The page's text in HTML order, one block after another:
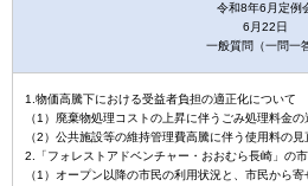
令和8年6月定例
6月22日
一般質問（一問一
1.物価高騰下における受益者負担の適正化について
（1）廃棄物処理コストの上昇に伴うごみ処理料金
（2）公共施設等の維持管理費高騰に伴う使用料の
2.「フォレストアドベンチャー・おおむら長崎」の
（1）オープン以降の市民の利用状況と、市民から